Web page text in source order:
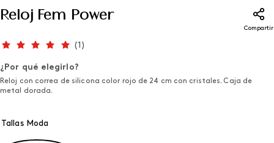
Reloj Fem Power
Compartir
(1 )
¿Por qué elegirlo?
Reloj con correa de silicona color rojo de 24 cm con cristales. Caja de
metal dorada.
Tallas Moda